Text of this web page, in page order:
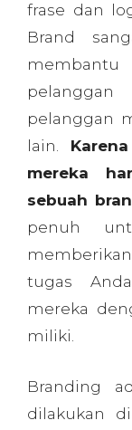
frase dan
Brand
pelanggan
lain.
mereka
sebuah
penuh
tugas
mereka
miliki.
Branding
dilakukan